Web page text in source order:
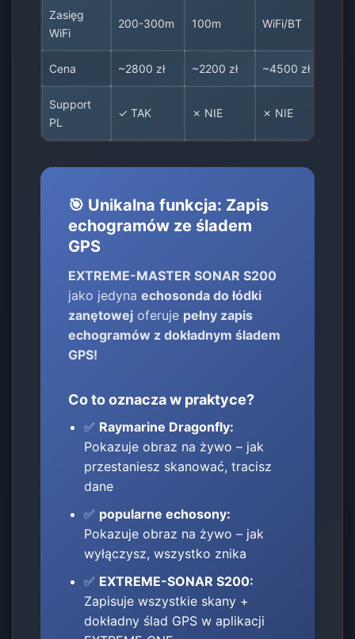
Zasięg
WiFi
200-300m 100m WiFi/BT
Cena ~2800 zł ~2200 zł ~4500 zł
Support
PL
✓ TAK ✗ NIE ✗ NIE
🎯 Unikalna funkcja: Zapis
echogramów ze śladem
GPS
EXTREME-MASTER SONAR S200
jako jedynaechosonda do łódki
zanętowej oferuje pełny zapis
echogramów z dokładnym śladem
GPS!
Co to oznacza w praktyce?
✅ Raymarine Dragonfly:
Pokazuje obraz na żywo – jak
przestaniesz skanować, tracisz
dane
✅ popularne echosony:
Pokazuje obraz na żywo – jak
wyłączysz, wszystko znika
✅ EXTREME-SONAR S200:
Zapisuje wszystkie skany +
dokładny ślad GPS w aplikacji